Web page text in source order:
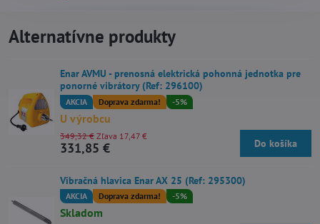
Alternatívne produkty
Enar AVMU - prenosná elektrická pohonná jednotka pre
ponorné vibrátory (Ref: 296100)
AKCIA Doprava zdarma! -5%
U výrobcu
331,85 €
349,32 € Zľava 17,47 €
Do košíka
Vibračná hlavica Enar AX 25 (Ref: 295300)
AKCIA Doprava zdarma! -5%
Skladom